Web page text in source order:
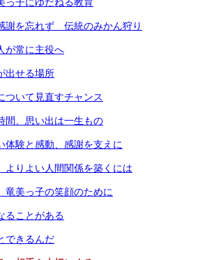
を忘れず 伝統のみかん狩り
が常に主役へ
出せる場所
いて見直すチャンス
、思い出は一生もの
験と感動、感謝を支えに
りよい人間関係を築くには
美っ子の笑顔のために
ことがある
きるんだ